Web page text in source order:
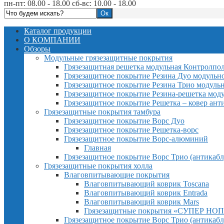
пн-пт: 08.00 - 18.00 сб-вс: 10.00 - 18.00
Каталог продукции
О КОМПАНИИ
Обзоры
Модульные грязезащитные покрытия
Грязезащитная решетка модульная
Грязезащитное покрытие Резина Дуо
Грязезащитное покрытие Резина Трио
Грязезащитное покрытие Резина-решетка
Грязезащитное покрытие Решетка – ковер
Грязезащитные покрытия тамбура
Грязезащитное покрытие Ворс Дуо
Грязезащитное покрытие Решетка-ворс
Грязезащитное покрытие Ворс-алюминий
Главная
Грязезащитное покрытие Ворс Трио
Грязезащитные покрытия холла
Влаговпитывающие покрытия
Влаговпитывающий коврик Toscana
Влаговпитывающий коврик Entrada
Влаговпитывающий коврик Mars
Грязезащитные покрытия «СУПЕР
Грязезащитное покрытие Ворс Трио